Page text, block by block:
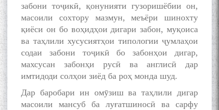
забони тоҷикӣ, қонунияти гузоришёбии он,
масоили сохтору мазмун, меъёри шинохту
қиёси он бо воҳидҳои дигари забон, муқоиса
ва таҳлили хусусиятҳои типологии ҷумлаҳои
содаи забони тоҷикӣ бо забонҳои дигар,
махсусан забонҳи русӣ ва англисӣ дар
имтидоди солҳои зиёд ба роҳ монда шуд.
Дар баробари ин омӯзиш ва таҳлили дигар
масоили мансуб ба луғатшиносӣ ва сарфу